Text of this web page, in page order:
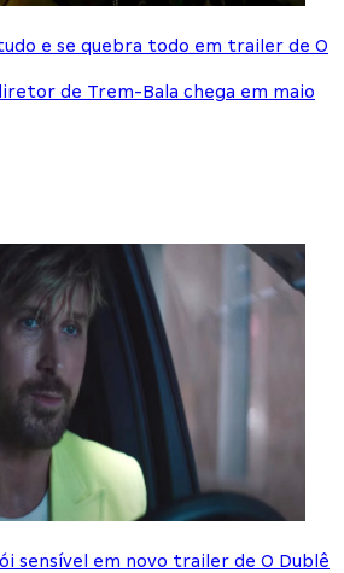
e se quebra todo em trailer de O
de Trem-Bala chega em maio
sensível em novo trailer de O Dublê